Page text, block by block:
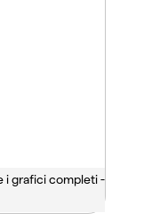
i grafici completi -